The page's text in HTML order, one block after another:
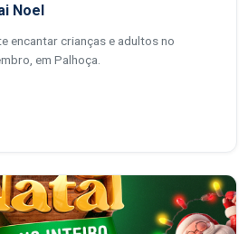
Noel
encantar crianças e adultos no
em Palhoça.